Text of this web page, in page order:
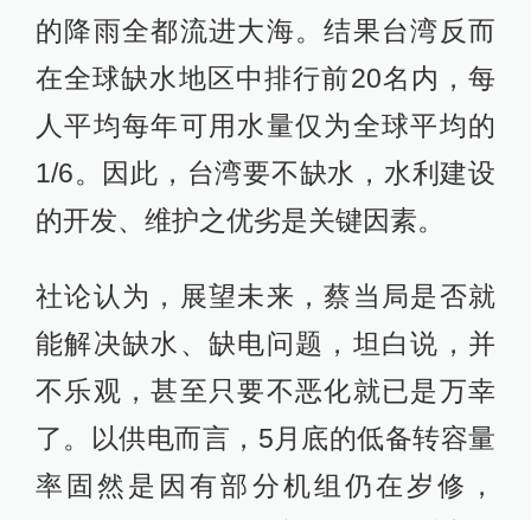
的降雨全都流进大海。结果台湾反而
在全球缺水地区中排行前20名内，每
人平均每年可用水量仅为全球平均的
1/6。因此，台湾要不缺水，水利建设
的开发、维护之优劣是关键因素。
社论认为，展望未来，蔡当局是否就
能解决缺水、缺电问题，坦白说，并
不乐观，甚至只要不恶化就已是万幸
了。以供电而言，5月底的低备转容量
率固然是因有部分机组仍在岁修，